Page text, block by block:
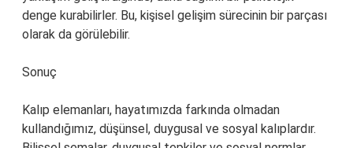
denge kurabilirler. Bu, kişisel gelişim sürecinin bir parçası
olarak da görülebilir.
Sonuç
Kalıp elemanları, hayatımızda farkında olmadan
kullandığımız, düşünsel, duygusal ve sosyal kalıplardır.